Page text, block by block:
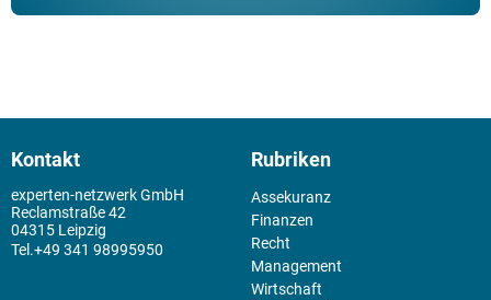
Kontakt
experten-netzwerk GmbH
Reclamstraße 42
04315 Leipzig
+49 341 98995950
Rubriken
Assekuranz
Finanzen
Recht
Management
Wirtschaft